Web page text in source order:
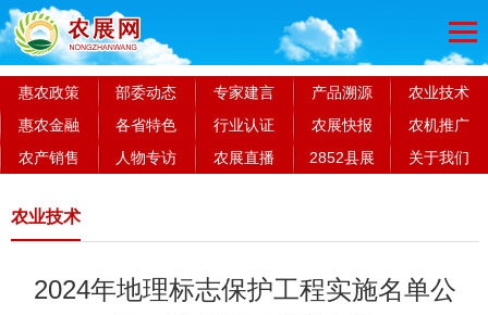
惠农政策 部委动态 专家建言 产品溯源
农业技术
惠农金融
各省特色 行业认证 农展快报
农机推广
农产销售
人物专访 农展直播 2852县展 关于我们
农业技术
2024年地理标志保护工程实施名单公